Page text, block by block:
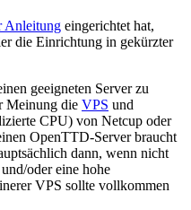
Anleitung eingerichtet hat,
die Einrichtung in gekürzter
geeigneten Server zu
Meinung die VPS und
CPU) von Netcup oder
OpenTTD-Server braucht
dann, wenn nicht
oder eine hohe
VPS sollte vollkommen